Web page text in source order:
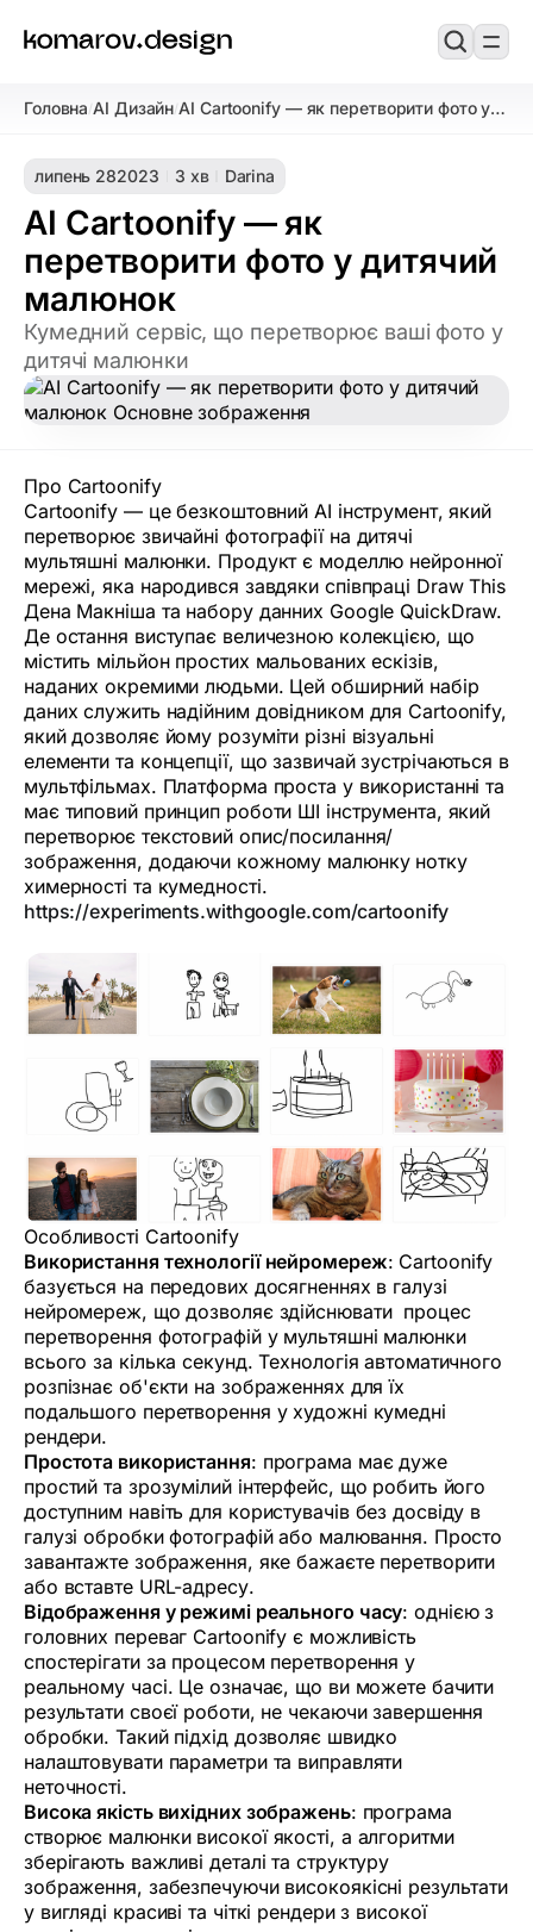
Головна/AI Дизайн/AI Cartoonify — як перетворити фото у
липень 282023 3 хв Darina
AI Cartoonify — як
перетворити фото у дитячий
малюнок
Кумедний сервіс, що перетворює ваші фото у
дитячі малюнки
Про Cartoonify
Cartoonify — це безкоштовний AI інструмент, який
перетворює звичайні фотографії на дитячі
мультяшні малюнки. Продукт є моделлю нейронної
мережі, яка народився завдяки співпраці Draw This
Дена Макніша та набору данних Google QuickDraw.
Де остання виступає величезною колекцією, що
містить мільйон простих мальованих ескізів,
наданих окремими людьми. Цей обширний набір
даних служить надійним довідником для Cartoonify,
який дозволяє йому розуміти різні візуальні
елементи та концепції, що зазвичай зустрічаються в
мультфільмах. Платформа проста у використанні та
має типовий принцип роботи ШІ інструмента, який
перетворює текстовий опис/посилання/
зображення, додаючи кожному малюнку нотку
химерності та кумедності.
https://experiments.withgoogle.com/cartoonify
Особливості Cartoonify
Використання технології нейромереж: Cartoonify
базується на передових досягненнях в галузі
нейромереж, що дозволяє здійснювати процес
перетворення фотографій у мультяшні малюнки
всього за кілька секунд. Технологія автоматичного
розпізнає об'єкти на зображеннях для їх
подальшого перетворення у художні кумедні
рендери.
Простота використання: програма має дуже
простий та зрозумілий інтерфейс, що робить його
доступним навіть для користувачів без досвіду в
галузі обробки фотографій або малювання. Просто
завантажте зображення, яке бажаєте перетворити
або вставте URL-адресу.
Відображення у режимі реального часу: однією з
головних переваг Cartoonify є можливість
спостерігати за процесом перетворення у
реальному часі. Це означає, що ви можете бачити
результати своєї роботи, не чекаючи завершення
обробки. Такий підхід дозволяє швидко
налаштовувати параметри та виправляти
неточності.
Висока якість вихідних зображень: програма
створює малюнки високої якості, а алгоритми
зберігають важливі деталі та структуру
зображення, забезпечуючи високоякісні результати
у вигляді красиві та чіткі рендери з високої